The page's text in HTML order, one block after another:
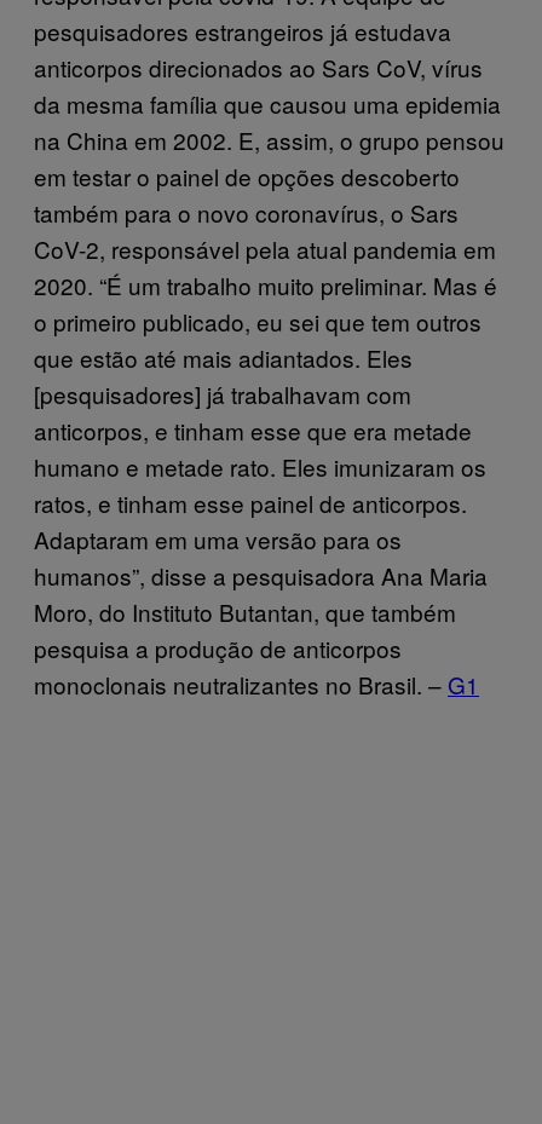
pesquisadores estrangeiros já estudava
anticorpos direcionados ao Sars CoV, vírus
da mesma família que causou uma epidemia
na China em 2002. E, assim, o grupo pensou
em testar o painel de opções descoberto
também para o novo coronavírus, o Sars
CoV-2, responsável pela atual pandemia em
2020. “É um trabalho muito preliminar. Mas é
o primeiro publicado, eu sei que tem outros
que estão até mais adiantados. Eles
[pesquisadores] já trabalhavam com
anticorpos, e tinham esse que era metade
humano e metade rato. Eles imunizaram os
ratos, e tinham esse painel de anticorpos.
Adaptaram em uma versão para os
humanos”, disse a pesquisadora Ana Maria
Moro, do Instituto Butantan, que também
pesquisa a produção de anticorpos
monoclonais neutralizantes no Brasil. – G1